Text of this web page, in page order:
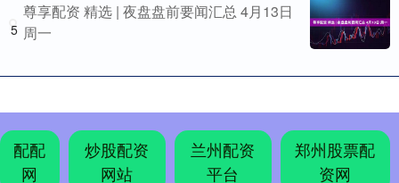
5
尊享配资 精选 | 夜盘盘前要闻汇总 4月13日
周一
配配
网
炒股配资
网站
兰州配资
平台
郑州股票配
资网